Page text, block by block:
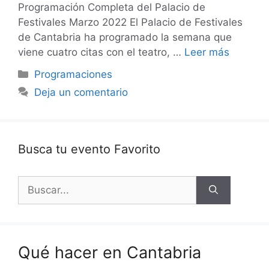
Programación Completa del Palacio de
Festivales Marzo 2022 El Palacio de Festivales
de Cantabria ha programado la semana que
viene cuatro citas con el teatro, … Leer más
Categorías
Programaciones
Deja un comentario
Busca tu evento Favorito
Qué hacer en Cantabria